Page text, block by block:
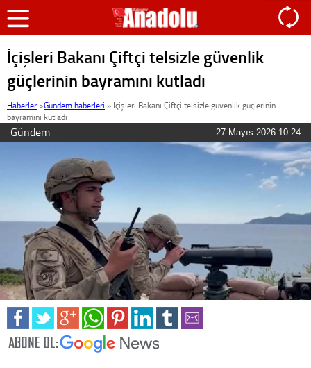
İçişleri Bakanı Çiftçi telsizle güvenlik
güçlerinin bayramını kutladı
Haberler >Gündem haberleri » İçişleri Bakanı Çiftçi telsizle güvenlik güçlerinin
bayramını kutladı
Gündem 27 Mayıs 2026 10:24